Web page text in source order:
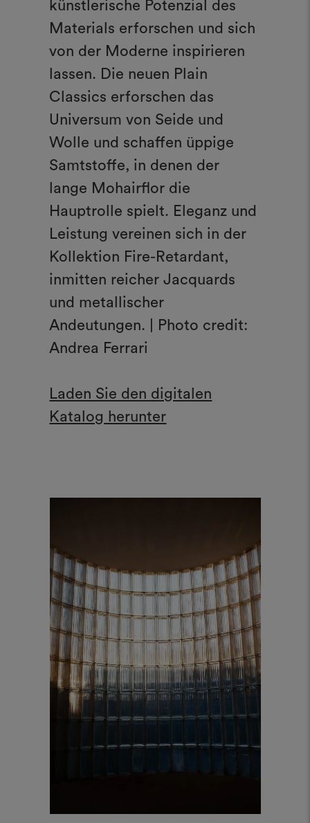
künstlerische Potenzial des
Materials erforschen und sich
von der Moderne inspirieren
lassen. Die neuen Plain
Classics erforschen das
Universum von Seide und
Wolle und schaffen üppige
Samtstoffe, in denen der
lange Mohairflor die
Hauptrolle spielt. Eleganz und
Leistung vereinen sich in der
Kollektion Fire-Retardant,
inmitten reicher Jacquards
und metallischer
Andeutungen. | Photo credit:
Andrea Ferrari
Laden Sie den digitalen
Katalog herunter